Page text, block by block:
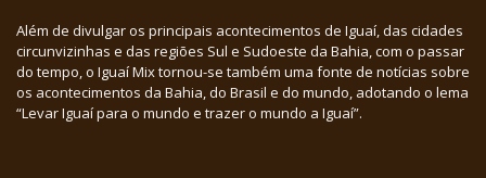
Além de divulgar os principais acontecimentos de Iguaí, das cidades
circunvizinhas e das regiões Sul e Sudoeste da Bahia, com o passar
do tempo, o Iguaí Mix tornou-se também uma fonte de notícias sobre
os acontecimentos da Bahia, do Brasil e do mundo, adotando o lema
“Levar Iguaí para o mundo e trazer o mundo a Iguaí”.